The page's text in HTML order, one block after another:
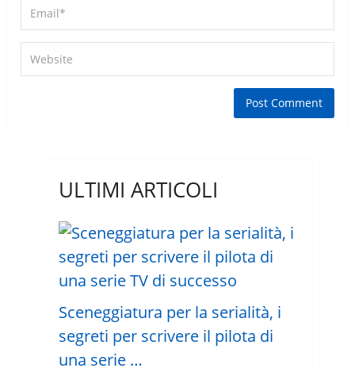
ULTIMI ARTICOLI
Sceneggiatura per la serialità, i
segreti per scrivere il pilota di
una serie …